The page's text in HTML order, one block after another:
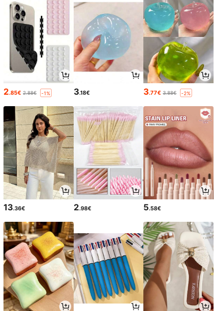
2.85€ 2.88€ -1% 3.18€ 3.77€ 3.88€ -2%
13.36€ 2.98€ 5.58€